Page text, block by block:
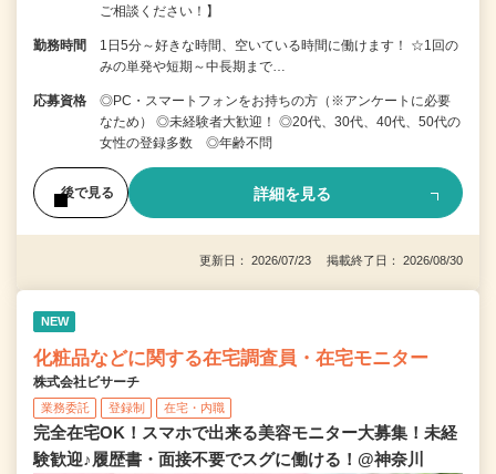
ご相談ください！】
勤務時間
1日5分～好きな時間、空いている時間に働けます！ ☆1回の
みの単発や短期～中長期まで…
応募資格
◎PC・スマートフォンをお持ちの方（※アンケートに必要
なため） ◎未経験者大歓迎！ ◎20代、30代、40代、50代の
女性の登録多数 ◎年齢不問
後で見る 詳細を見る
更新日： 2026/07/23 掲載終了日： 2026/08/30
NEW
化粧品などに関する在宅調査員・在宅モニター
株式会社ビサーチ
業務委託 登録制 在宅・内職
完全在宅OK！スマホで出来る美容モニター大募集！未経
験歓迎♪履歴書・面接不要でスグに働ける！@神奈川